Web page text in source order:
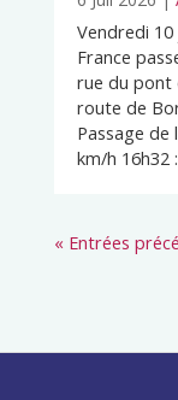
Vendredi
France
rue du pont
route de
Passage de
km/h 16h32
« Entrées